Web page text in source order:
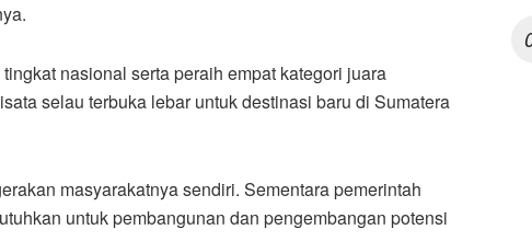
nasional serta peraih empat kategori juara
selau terbuka lebar untuk destinasi baru di Sumatera
masyarakatnya sendiri. Sementara pemerintah
untuk pembangunan dan pengembangan potensi